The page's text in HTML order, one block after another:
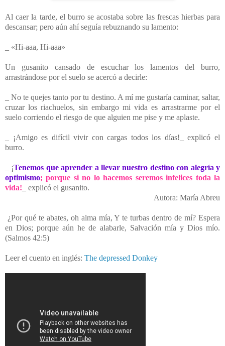
Al caer la tarde, el burro se acostaba sobre las frescas hierbas para
descansar; pero aún ahí seguía rebuznando su lamento:
_ «Hi-aaa, Hi-aaa»
Un gusanito cansado de escuchar los lamentos del burro,
arrastrándose por el suelo se acercó a decirle:
_ No te quejes tanto por tu destino. A mí me gustaría caminar, saltar,
cruzar los riachuelos, sin embargo mi vida es arrastrarme por el
suelo corriendo el riesgo de que alguien me pise y me aplaste.
_ ¡Amigo es difícil vivir con cargas todos los días!_ explicó el
burro.
_ ¡Tenemos que aprender a llevar nuestro destino con alegría y
optimismo; porque si no lo hacemos seremos infelices toda la
vida! _ explicó el gusanito.
Autora: María Abreu
¿Por qué te abates, oh alma mía, Y te turbas dentro de mí? Espera
en Dios; porque aún he de alabarle, Salvación mía y Dios mío.
(Salmos 42:5)
Leer el cuento en inglés: The depressed Donkey